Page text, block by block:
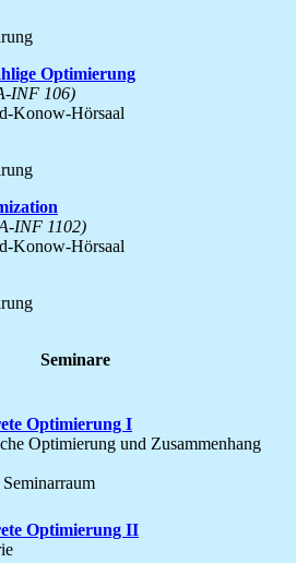
Optimierung
INF 106)
Konow-Hörsaal
INF 1102)
Konow-Hörsaal
Seminare
Optimierung I
Optimierung und Zusammenhang
Optimierung II